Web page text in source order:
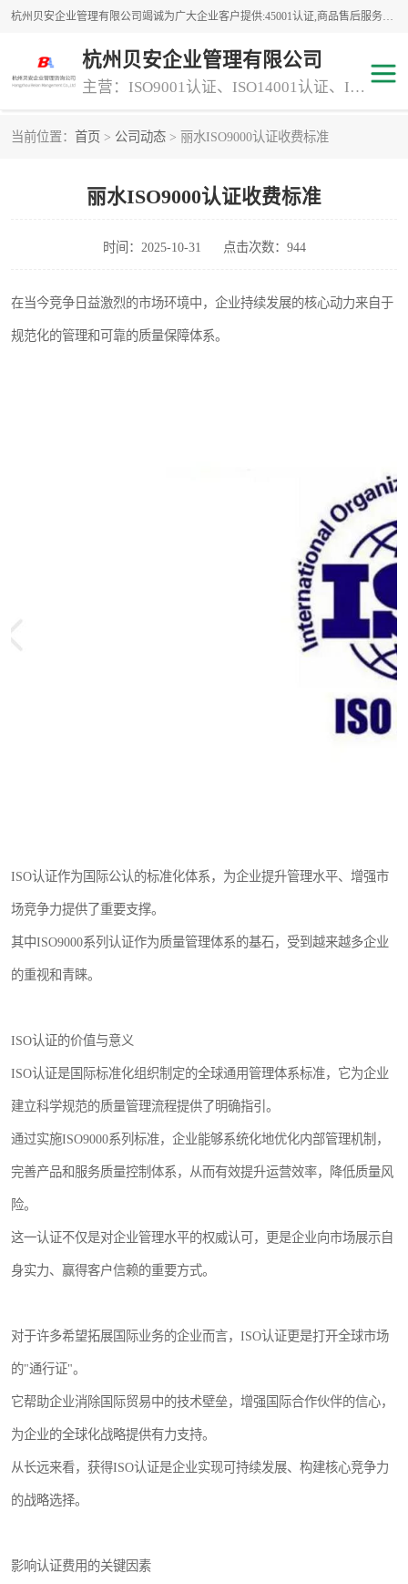
杭州贝安企业管理有限公司竭诚为广大企业客户提供:45001认证,商品售后服务认证,CE认证,知识产权体系认证,iso体系认证等服务,公司提供一条认证服务,方便快捷.
杭州贝安企业管理有限公司
主营：ISO9001认证、ISO14001认证、ISO认证、ISO22000认证、ISO/TS16949认证,FSC森林认证
当前位置： 首页 > 公司动态 > 丽水ISO9000认证收费标准
丽水ISO9000认证收费标准
时间：2025-10-31 点击次数：944
在当今竞争日益激烈的市场环境中，企业持续发展的核心动力来自于
规范化的管理和可靠的质量保障体系。
ISO认证作为国际公认的标准化体系，为企业提升管理水平、增强市
场竞争力提供了重要支撑。
其中ISO9000系列认证作为质量管理体系的基石，受到越来越多企业
的重视和青睐。
ISO认证的价值与意义
ISO认证是国际标准化组织制定的全球通用管理体系标准，它为企业
建立科学规范的质量管理流程提供了明确指引。
通过实施ISO9000系列标准，企业能够系统化地优化内部管理机制，
完善产品和服务质量控制体系，从而有效提升运营效率，降低质量风
险。
这一认证不仅是对企业管理水平的权威认可，更是企业向市场展示自
身实力、赢得客户信赖的重要方式。
对于许多希望拓展国际业务的企业而言，ISO认证更是打开全球市场
的"通行证"。
它帮助企业消除国际贸易中的技术壁垒，增强国际合作伙伴的信心，
为企业的全球化战略提供有力支持。
从长远来看，获得ISO认证是企业实现可持续发展、构建核心竞争力
的战略选择。
影响认证费用的关键因素
专业资质评价证书(1) ISO9000
45001认证
GJB 9001C-2017 知识产权体系认证
工程承包
OHSAS18001认证
CQC志愿认证
iso体系认证